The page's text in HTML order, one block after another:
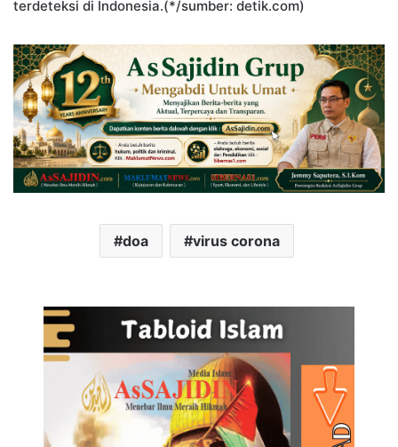
terdeteksi di Indonesia.(*/sumber: detik.com)
doa virus corona